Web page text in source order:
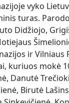
vyko
turas.
Didžiojo,
ir Vilniaus
kuriuos mokė
Danutė
Birutė